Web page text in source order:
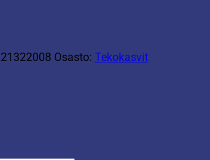
21322008 Osasto: Tekokasvit